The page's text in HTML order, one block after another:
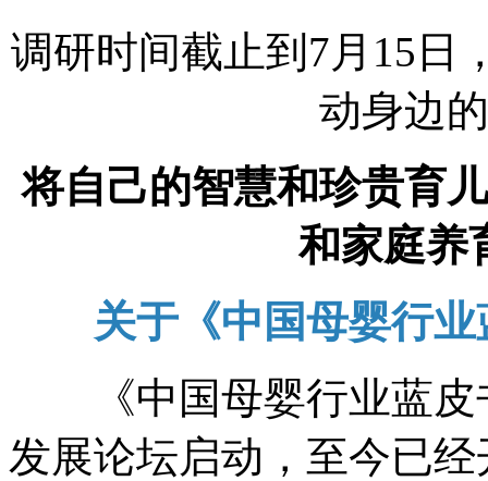
调研时间截止到7月15日
动身边
将自己的智慧和珍贵育
和家庭养
关于《中国母婴行业
《中国母婴行业蓝皮
发展论坛启动，至今已